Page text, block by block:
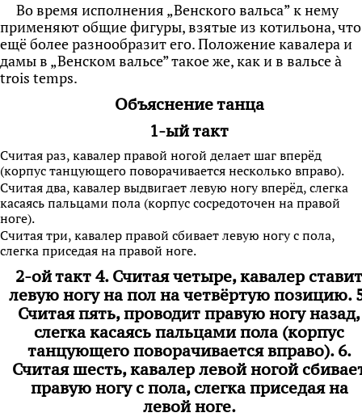
Во время исполнения „Венского вальса” к нему
применяют общие фигуры, взятые из котильона, что
ещё более разнообразит его. Положение кавалера и
дамы в „Венском вальсе” такое же, как и в вальсе à
trois temps.
Объяснение танца
1-ый такт
Считая раз, кавалер правой ногой делает шаг вперёд
(корпус танцующего поворачивается несколько вправо).
Считая два, кавалер выдвигает левую ногу вперёд, слегка
касаясь пальцами пола (корпус сосредоточен на правой
ноге).
Считая три, кавалер правой сбивает левую ногу с пола,
слегка приседая на правой ноге.
2-ой такт 4. Считая четыре, кавалер ставит
левую ногу на пол на четвёртую позицию.
Считая пять, проводит правую ногу назад,
слегка касаясь пальцами пола (корпус
танцующего поворачивается вправо). 6.
Считая шесть, кавалер левой ногой
правую ногу с пола, слегка приседая на
левой ноге.